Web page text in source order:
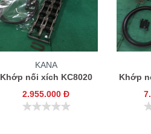
KANA
Khớp nối xích KC8020
2.955.000 Đ
Khớp